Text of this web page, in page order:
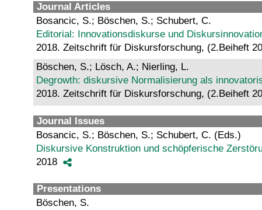
Journal Articles
Bosancic, S.; Böschen, S.; Schubert, C.
Editorial: Innovationsdiskurse und
2018. Zeitschrift für Diskursforschung, (2.Beiheft
Böschen, S.; Lösch, A.; Nierling, L.
Degrowth: diskursive Normalisierung als
2018. Zeitschrift für Diskursforschung, (2.Beiheft
Journal Issues
Bosancic, S.; Böschen, S.; Schubert, C. (Eds.)
Diskursive Konstruktion und schöpferische
2018
Presentations
Böschen, S.